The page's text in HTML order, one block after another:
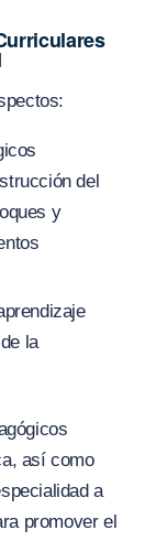
del
y
la
así como
a
promover el